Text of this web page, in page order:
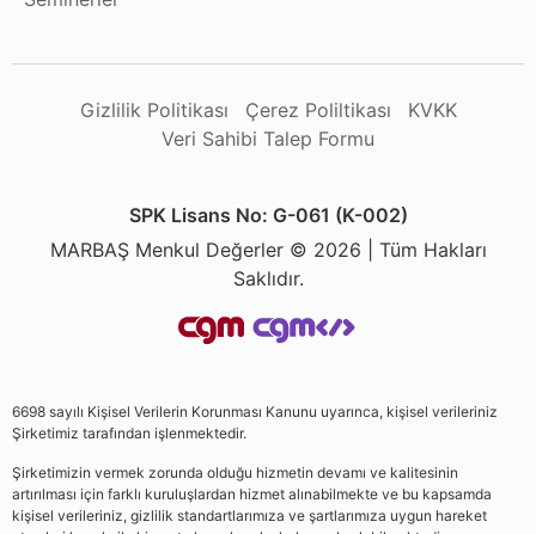
Gizlilik Politikası Çerez Poliltikası
KVKK
Veri Sahibi Talep Formu
SPK Lisans No: G-061 (K-002)
MARBAŞ Menkul Değerler © 2026 | Tüm Hakları
Saklıdır.
6698 sayılı Kişisel Verilerin Korunması Kanunu uyarınca, kişisel verileriniz
Şirketimiz tarafından işlenmektedir.
Şirketimizin vermek zorunda olduğu hizmetin devamı ve kalitesinin
artırılması için farklı kuruluşlardan hizmet alınabilmekte ve bu kapsamda
kişisel verileriniz, gizlilik standartlarımıza ve şartlarımıza uygun hareket